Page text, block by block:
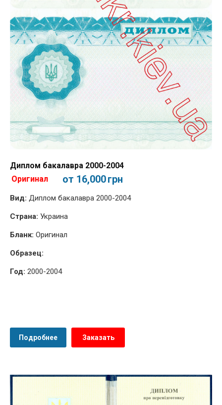
Диплом бакалавра 2000-2004
Оригинал
от 16,000грн
Вид: Диплом бакалавра 2000-2004
Страна: Украина
Бланк: Оригинал
Образец:
Год: 2000-2004
Подробнее Заказать